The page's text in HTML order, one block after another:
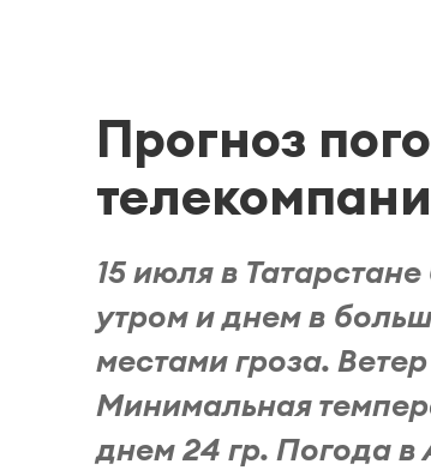
Прогноз
15 июля в
утром и днем в
местами гроза.
Минимальная
днем 24 гр. Погода в